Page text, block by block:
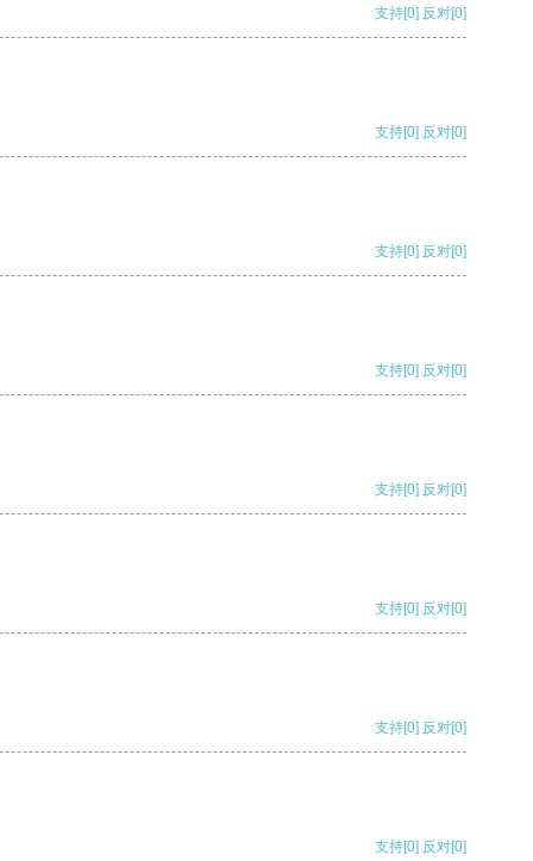
支持[0] 反对[0]
支持[0] 反对[0]
支持[0] 反对[0]
支持[0] 反对[0]
支持[0] 反对[0]
支持[0] 反对[0]
支持[0] 反对[0]
支持[0] 反对[0]